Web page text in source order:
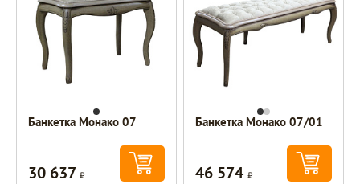
Банкетка Монако 07
30 637Р
Банкетка Монако 07/01
46 574Р